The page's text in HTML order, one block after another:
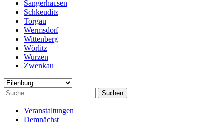
Sangerhausen
Schkeuditz
Torgau
Wermsdorf
Wittenberg
Wörlitz
Wurzen
Zwenkau
Veranstaltungen
Demnächst